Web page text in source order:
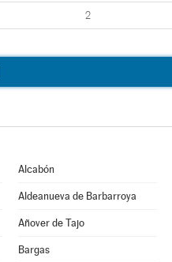
2
Alcabón
Aldeanueva de Barbarroya
Añover de Tajo
Bargas